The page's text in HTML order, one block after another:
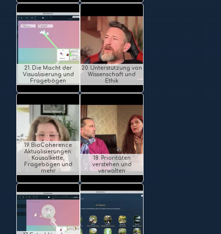
21. Die Macht der
Visualisierung und
Fragebögen
20. Unterstützung von
Wissenschaft und
Ethik
19. BioCoherence
Aktualisierungen:
Kausalkette,
Fragebögen und
mehr
18. Prioritäten
verstehen und
verwalten